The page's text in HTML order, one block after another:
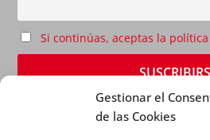
Gestionar el
de las Cookies
Si continúas, aceptas la